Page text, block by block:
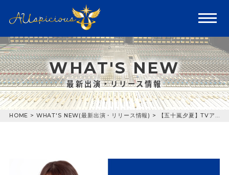
WHAT'S NEW
最新出演・リリース情報
HOME > WHAT'S NEW(最新出演・リリース情報) > 【五十嵐夕夏】TVアニメ『笑顔のたえない職場です。』第3話「猫の手も借りたい状況です。」出演